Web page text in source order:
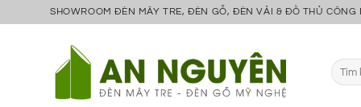
SHOWROOM ĐÈN MÂY TRE, ĐÈN GỖ, ĐÈN VẢI & ĐỒ THỦ CÔNG
Tìm
kiếm: